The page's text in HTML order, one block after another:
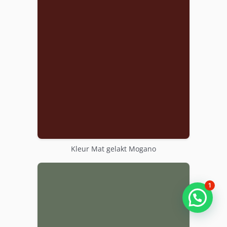
Kleur Mat gelakt Mogano
1